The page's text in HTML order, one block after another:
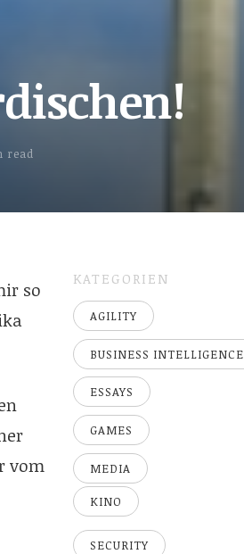
read
so
vom
KATEGORIEN
AGILITY
BUSINESS INTELLIGENCE
ESSAYS
GAMES
MEDIA
KINO
SECURITY